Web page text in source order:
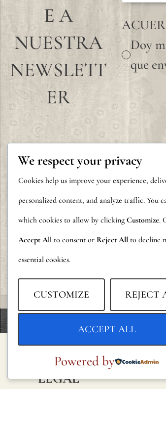
E A
NUESTRA
NEWSLETT
ER
Doy
que
LEGAL
We respect your privacy
Cookies help us improve your experience,
personalized content, and analyze traffic. You
which cookies to allow by clicking Customize.
Accept All to consent or Reject All to decline
essential cookies.
CUSTOMIZE REJECT
ACCEPT ALL
Powered by